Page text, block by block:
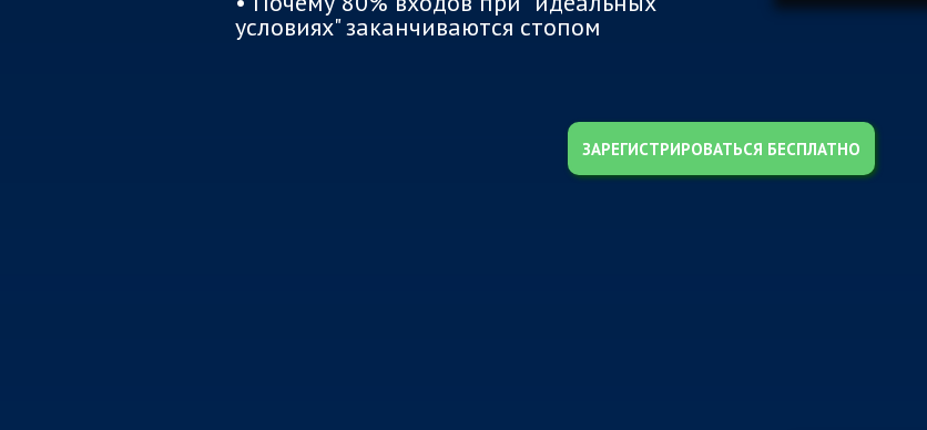
условиях" заканчиваются стопом
ЗАРЕГИСТРИРОВАТЬСЯ БЕСПЛАТНО